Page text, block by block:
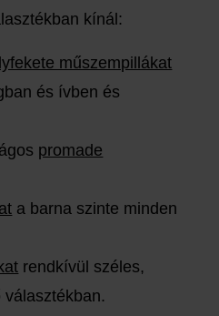
kínál:
műszempillákat
és ívben és
promade
a barna szinte minden
rendkívül széles,